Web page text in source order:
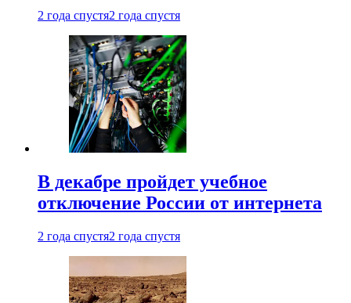
2 года спустя2 года спустя
В декабре пройдет учебное
отключение России от интернета
2 года спустя2 года спустя